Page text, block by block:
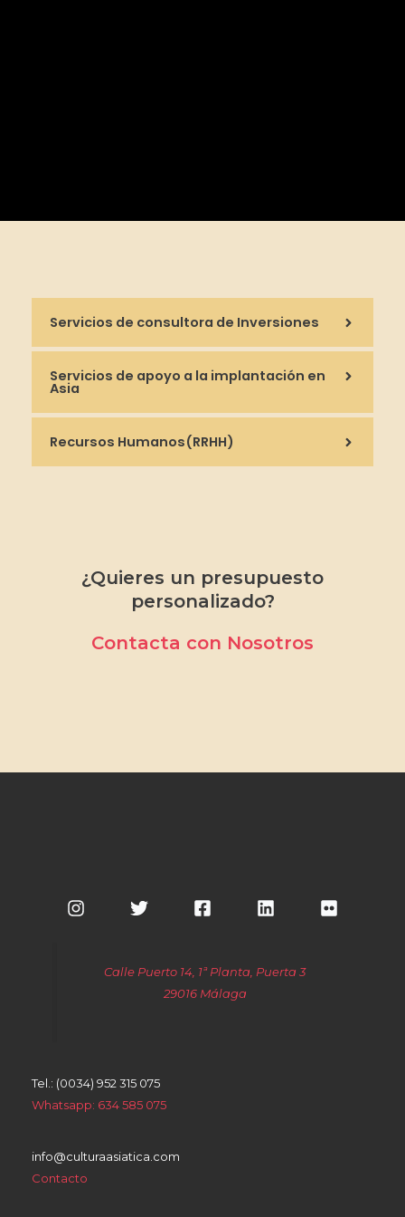
Servicios de consultora de Inversiones
Servicios de apoyo a la implantación en
Asia
Recursos Humanos(RRHH)
¿Quieres un presupuesto
personalizado?
Contacta con Nosotros
Calle Puerto 14, 1ª Planta, Puerta 3
29016 Málaga
Tel.: (0034) 952 315 075
Whatsapp: 634 585 075
info@culturaasiatica.com
Contacto